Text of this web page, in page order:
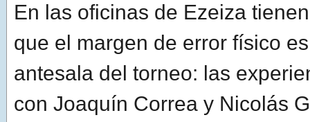
En las oficinas de Ezeiza
que el margen de error físico
antesala del torneo: las
con Joaquín Correa y Nicolás